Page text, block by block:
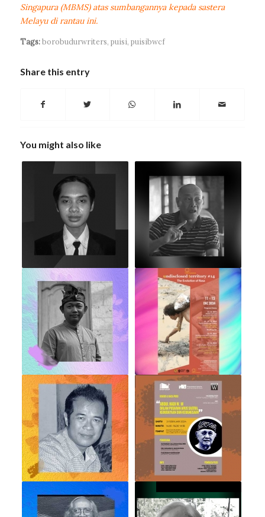
Singapura (MBMS) atas sumbangannya kepada sastera
Melayu di rantau ini.
Tags: borobudurwriters, puisi, puisibwcf
Share this entry
You might also like